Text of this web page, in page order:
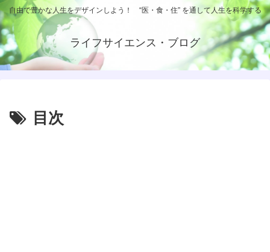
自由で豊かな人生をデザインしよう！ “医・食・住” を通して人生を科学する
ライフサイエンス・ブログ
目次